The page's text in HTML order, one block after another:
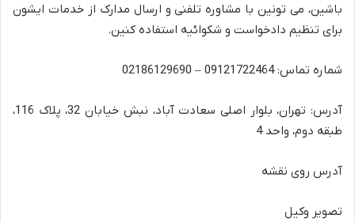
باشین، می تونین با مشاوره تلفنی و ارسال مدارک از خدمات ایشون
برای تنظیم دادخواست و شکوائیه استفاده کنین.
شماره تماس: 09121722464 – 02186129690
آدرس: تهران، بلوار اصلی سعادت آباد، نبش خیابان 32، پلاک 116،
طبقه دوم، واحد 4
آدرس روی نقشه
تصویر وکیل